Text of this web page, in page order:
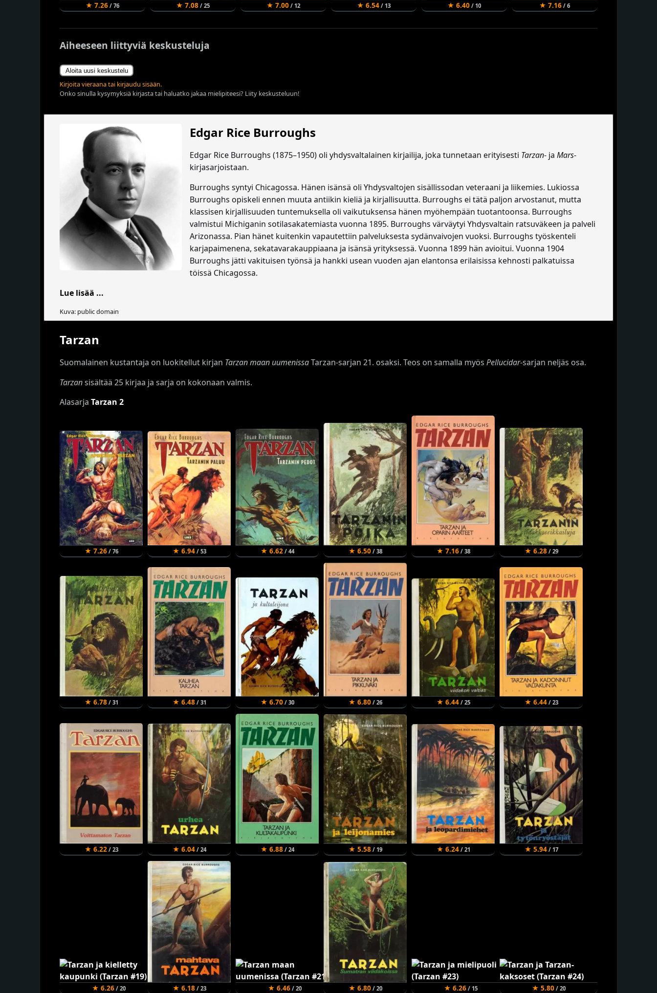
★ 7.26 / 76 ★ 7.08 / 25 ★ 7.00 / 12 ★ 6.54 / 13 ★ 6.40 / 10 ★ 7.16 / 6
Aiheeseen liittyviä keskusteluja
Aloita uusi keskustelu
Kirjoita vieraana tai kirjaudu sisään.
Onko sinulla kysymyksiä kirjasta tai haluatko jakaa mielipiteesi? Liity keskusteluun!
Edgar Rice Burroughs
Edgar Rice Burroughs (1875–1950) oli yhdysvaltalainen kirjailija, joka tunnetaan erityisesti Tarzan- ja Mars-
kirjasarjoistaan.
Burroughs syntyi Chicagossa. Hänen isänsä oli Yhdysvaltojen sisällissodan veteraani ja liikemies. Lukiossa
Burroughs opiskeli ennen muuta antiikin kieliä ja kirjallisuutta. Burroughs ei tätä paljon arvostanut, mutta
klassisen kirjallisuuden tuntemuksella oli vaikutuksensa hänen myöhempään tuotantoonsa. Burroughs
valmistui Michiganin sotilasakatemiasta vuonna 1895. Burroughs värväytyi Yhdysvaltain ratsuväkeen ja palveli
Arizonassa. Pian hänet kuitenkin vapautettiin palveluksesta sydänvaivojen vuoksi. Burroughs työskenteli
karjapaimenena, sekatavarakauppiaana ja isänsä yrityksessä. Vuonna 1899 hän avioitui. Vuonna 1904
Burroughs jätti vakituisen työnsä ja hankki usean vuoden ajan elantonsa erilaisissa kehnosti palkatuissa
töissä Chicagossa.
Lue lisää ...
Kuva: public domain
Tarzan
Suomalainen kustantaja on luokitellut kirjan Tarzan maan uumenissaTarzan-sarjan 21. osaksi. Teos on samalla myös Pellucidar-sarjan neljäs osa.
Tarzansisältää 25 kirjaa ja sarja on kokonaan valmis.
Alasarja Tarzan 2
★ 7.26/ 76 ★ 6.94/ 53 ★ 6.62/ 44 ★ 6.50/ 38 ★ 7.16/ 38 ★ 6.28/ 29
★ 6.78/ 31 ★ 6.48/ 31 ★ 6.70/ 30 ★ 6.80/ 26 ★ 6.44/ 25 ★ 6.44/ 23
★ 6.22/ 23 ★ 6.04/ 24 ★ 6.88/ 24 ★ 5.58/ 19 ★ 6.24/ 21 ★ 5.94/ 17
★ 6.26/ 20 ★ 6.18/ 23 ★ 6.46/ 20 ★ 6.80/ 20 ★ 6.26/ 15 ★ 5.80/ 20